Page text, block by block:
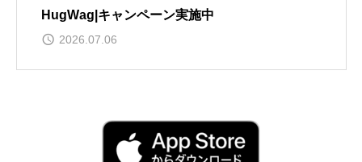
HugWag|キャンペーン実施中
2026.07.06